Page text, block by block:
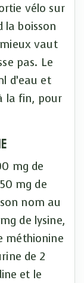
vélo sur
boisson
vaut
pas. Le
d’eau et
la fin, pour
mg de
mg de
nom au
de lysine,
méthionine
de 2
et le